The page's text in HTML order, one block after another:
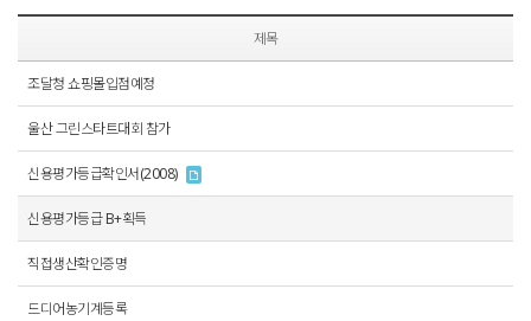
제목
조달청 쇼핑몰입점예정
울산 그린스타트대회 참가
신용평가등급확인서(2008)
신용평가등급 B+획득
직접생산확인증명
드디어농기계등록